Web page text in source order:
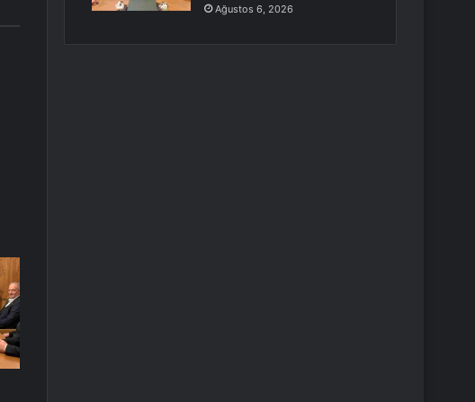
Ağustos 6, 2026